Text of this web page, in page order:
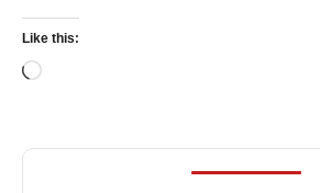
Like this:
Loading…